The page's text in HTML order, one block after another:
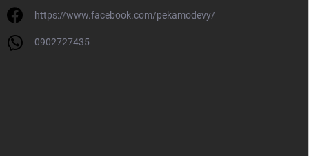
https://www.facebook.com/pekamodevy/
0902727435